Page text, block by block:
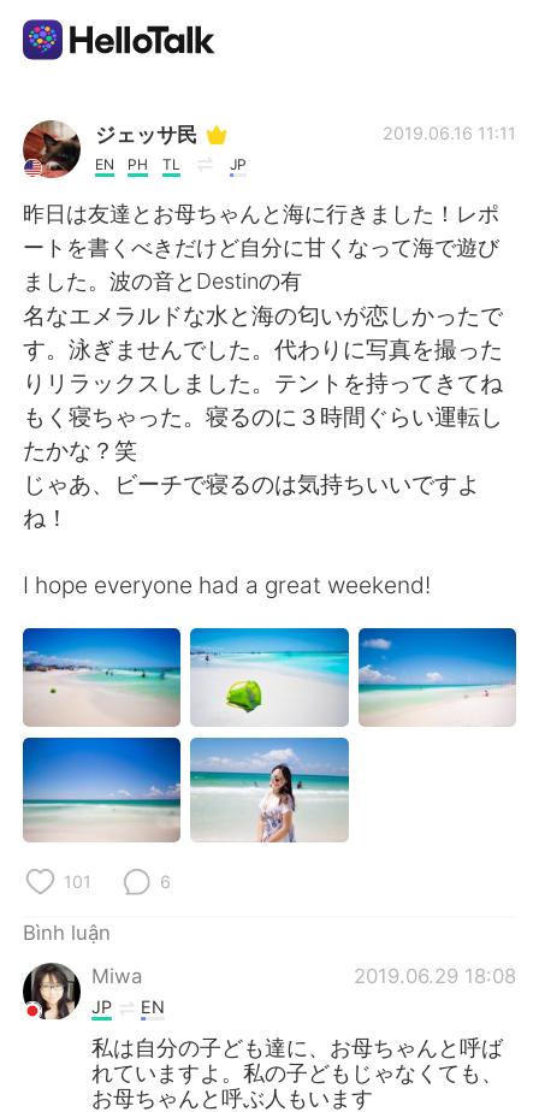
Ứng dụng trao đổi ngôn ngữ
AI Grammar Checker
Tiếng Việt
English 简体中文
繁體中文 Español
العربية Français
ไทย Indonesia
Italiano Türkçe
Português
ジェッサ民
EN PH TL JP
2019.06.16 11:11
昨日は友達とお母ちゃんと海に行きました！レポ
ートを書くべきだけど自分に甘くなって海で遊び
ました。波の音とDestinの有
名なエメラルドな水と海の匂いが恋しかったで
す。泳ぎませんでした。代わりに写真を撮った
りリラックスしました。テントを持ってきてね
もく寝ちゃった。寝るのに３時間ぐらい運転し
たかな？笑
じゃあ、ビーチで寝るのは気持ちいいですよ
ね！
I hope everyone had a great weekend!
101 6
Bình luận
Miwa
2019.06.29 18:08
JP EN
私は自分の子ども達に、お母ちゃんと呼ば
れていますよ。私の子どもじゃなくても、
お母ちゃんと呼ぶ人もいます